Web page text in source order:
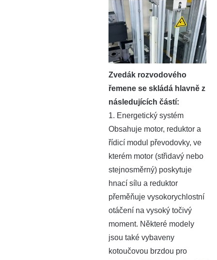
Zvedák rozvodového
řemene se skládá hlavně z
následujících částí:
1. Energetický systém
Obsahuje motor, reduktor a
řídicí modul převodovky, ve
kterém motor (střidavý nebo
stejnosměrný) poskytuje
hnací sílu a reduktor
přeměňuje vysokorychlostní
otáčení na vysoký točivý
moment. Některé modely
jsou také vybaveny
kotoučovou brzdou pro